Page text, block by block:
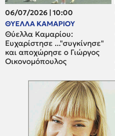
06/07/2026 | 10:00
ΘΥΕΛΛΑ ΚΑΜΑΡΙΟΥ
Θύελλα Καμαρίου:
Ευχαρίστησε ..."συγκίνησε"
και αποχώρησε ο Γιώργος
Οικονομόπουλος